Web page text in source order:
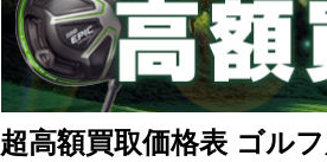
超高額買取価格表 ゴル